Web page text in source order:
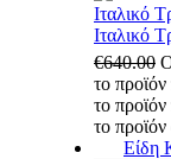
Ιταλικό
Ιταλικό
€640.00
το
το
το
Είδη